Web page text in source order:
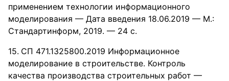
применением технологии информационного
моделирования — Дата введения 18.06.2019 — М.:
Стандартинформ, 2019. — 24 с.
СП 471.1325800.2019 Информационное
моделирование в строительстве. Контроль
качества производства строительных работ —